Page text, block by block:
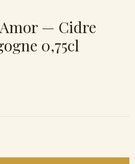
— Cidre
0,75cl